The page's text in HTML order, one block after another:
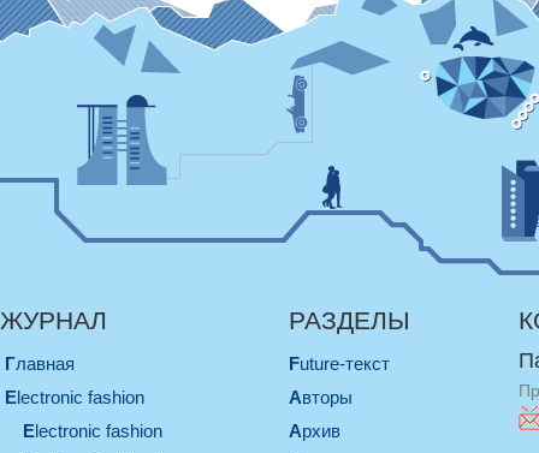
ЖУРНАЛ
Главная
electronic fashion
electronic fashion
РАЗДЕЛЫ
Future-текст
Авторы
Архив